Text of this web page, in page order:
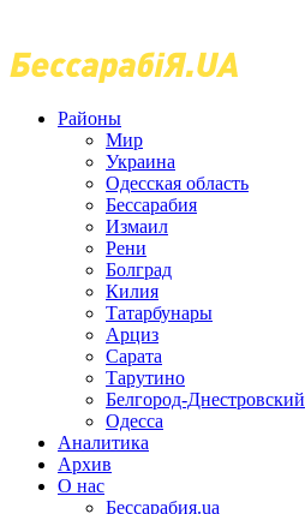
Районы
Мир
Украина
Одесская область
Бессарабия
Измаил
Рени
Болград
Килия
Татарбунары
Арциз
Сарата
Тарутино
Белгород-Днестровский
Одесса
Аналитика
Архив
О нас
Бессарабия.ua